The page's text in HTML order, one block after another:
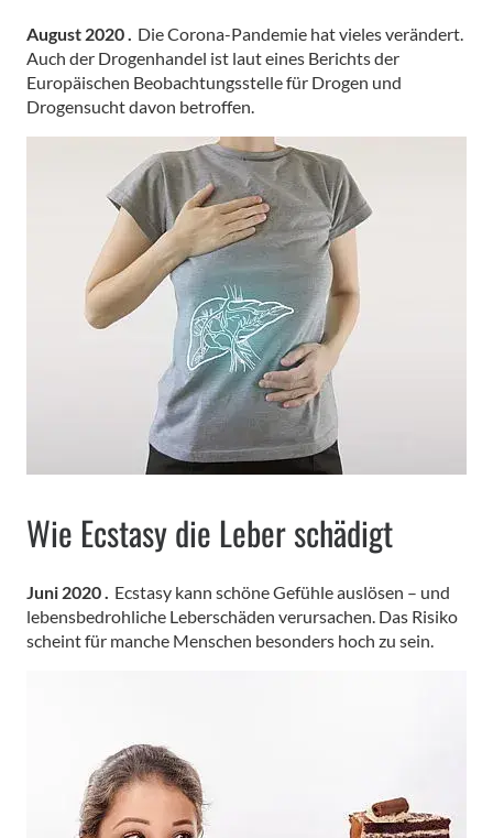
August 2020 . Die Corona-Pandemie hat vieles verändert.
Auch der Drogenhandel ist laut eines Berichts der
Europäischen Beobachtungsstelle für Drogen und
Drogensucht davon betroffen.
Wie Ecstasy die Leber schädigt
Juni 2020 . Ecstasy kann schöne Gefühle auslösen – und
lebensbedrohliche Leberschäden verursachen. Das Risiko
scheint für manche Menschen besonders hoch zu sein.